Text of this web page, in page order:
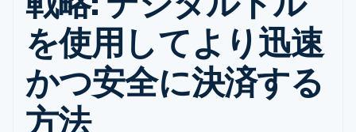
ン
コーディング
不要の決済ペ
ージ
Checkout
構築済み決済
UI
Elements
柔軟な UI コン
プションの
1 回限りまた
は継続
Tax
消費税と
VAT の自動
築
ース
E コマース / ECサイト
埋込型金融
請求・財務関連
グローバルビジネス
アプリ内決済
マーケットプレイス
オンライン決済を受け付
け
構築済みの決済を実装
プラットフォームまたは
マーケットプレイスを構
築する
サポートに問い合わせる
管理サポートプラン
プロフェッショナルサー
ビス
を使用してより迅速
かつ安全に決済する
方法